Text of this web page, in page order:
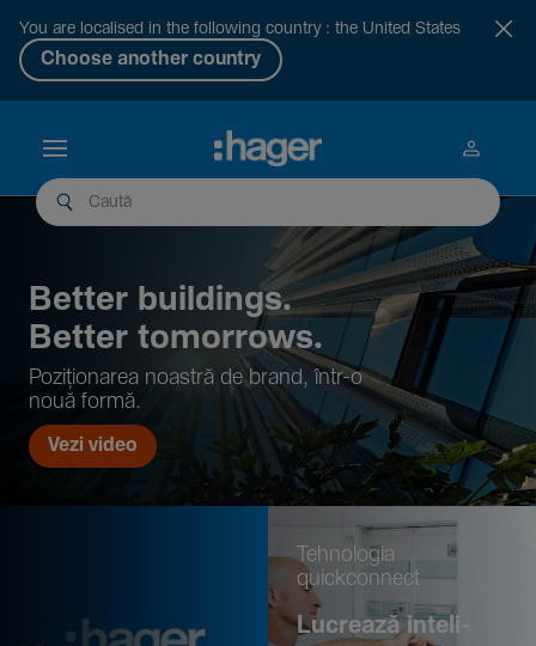
You are localised in the following country : the United States
Choose another country
Better buil­dings.
Better tomor­rows.
Pozi­țio­narea noastră de brand, într-o
nouă formă.
Vezi video
Tehno­logia
quickconnect
Lucrează inte­li­